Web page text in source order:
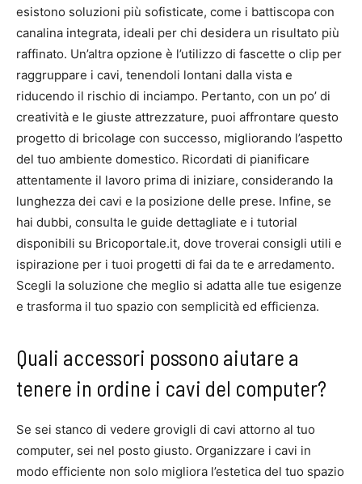
esistono soluzioni più sofisticate, come i battiscopa con
canalina integrata, ideali per chi desidera un risultato più
raffinato. Un’altra opzione è l’utilizzo di fascette o clip per
raggruppare i cavi, tenendoli lontani dalla vista e
riducendo il rischio di inciampo. Pertanto, con un po’ di
creatività e le giuste attrezzature, puoi affrontare questo
progetto di bricolage con successo, migliorando l’aspetto
del tuo ambiente domestico. Ricordati di pianificare
attentamente il lavoro prima di iniziare, considerando la
lunghezza dei cavi e la posizione delle prese. Infine, se
hai dubbi, consulta le guide dettagliate e i tutorial
disponibili su Bricoportale.it, dove troverai consigli utili e
ispirazione per i tuoi progetti di fai da te e arredamento.
Scegli la soluzione che meglio si adatta alle tue esigenze
e trasforma il tuo spazio con semplicità ed efficienza.
Quali accessori possono aiutare a
tenere in ordine i cavi del computer?
Se sei stanco di vedere grovigli di cavi attorno al tuo
computer, sei nel posto giusto. Organizzare i cavi in
modo efficiente non solo migliora l’estetica del tuo spazio